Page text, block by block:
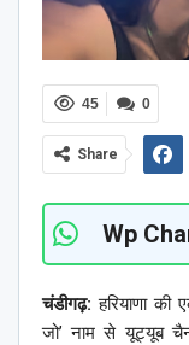
0
45
Share
Wp
चंडीगढ़:हरियाणा की
जो’ नाम से यूट्यूब